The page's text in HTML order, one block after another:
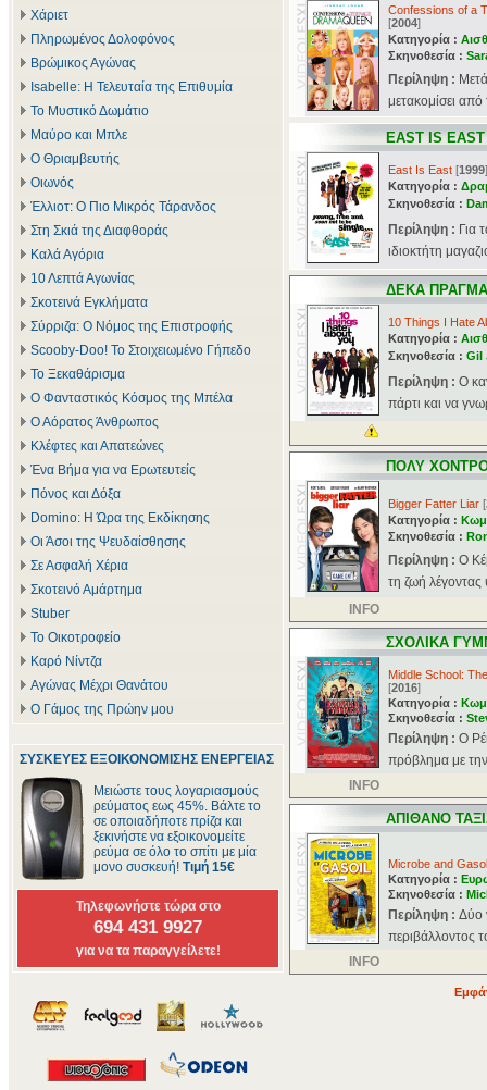
Χάριετ
Πληρωμένος Δολοφόνος
Βρώμικος Αγώνας
Isabelle: Η Τελευταία της Επιθυμία
Το Μυστικό Δωμάτιο
Μαύρο και Μπλε
Ο Θριαμβευτής
Οιωνός
Έλλιοτ: Ο Πιο Μικρός Τάρανδος
Στη Σκιά της Διαφθοράς
Καλά Αγόρια
10 Λεπτά Αγωνίας
Σκοτεινά Εγκλήματα
Σύρριζα: Ο Νόμος της Επιστροφής
Scooby-Doo! Το Στοιχειωμένο Γήπεδο
Το Ξεκαθάρισμα
Ο Φανταστικός Κόσμος της Μπέλα
Ο Αόρατος Άνθρωπος
Κλέφτες και Απατεώνες
Ένα Βήμα για να Ερωτευτείς
Πόνος και Δόξα
Domino: Η Ώρα της Εκδίκησης
Οι Άσοι της Ψευδαίσθησης
Σε Ασφαλή Χέρια
Σκοτεινό Αμάρτημα
Stuber
Το Οικοτροφείο
Καρό Νίντζα
Αγώνας Μέχρι Θανάτου
Ο Γάμος της Πρώην μου
ΣΥΣΚΕΥΕΣ ΕΞΟΙΚΟΝΟΜΙΣΗΣ ΕΝΕΡΓΕΙΑΣ
Μειώστε τους λογαριασμούς
ρεύματος εως 45%. Βάλτε το
σε οποιαδήποτε πρίζα και
ξεκινήστε να εξοικονομείτε
ρεύμα σε όλο το σπίτι με μία
μονο συσκευή! Τιμή 15€
Τηλεφωνήστε τώρα στο
694 431 9927
για να τα παραγγείλετε!
Confessions of a
[2004]
Κατηγορία :
Σκηνοθεσία :
Περίληψη :
μετακομίσει
EAST IS EAST
East Is East [1999]
Κατηγορία :
Σκηνοθεσία :
Περίληψη : Για
ιδιοκτήτη
ΔΕΚΑ
10 Things I Hate
Κατηγορία :
Σκηνοθεσία : Gil
Περίληψη : Ο
πάρτι και να
ΠΟΛΥ
Bigger Fatter Liar [
Κατηγορία :
Σκηνοθεσία :
Περίληψη : Ο
τη ζωή λέγοντας
INFO
ΣΧΟΛΙΚΑ
Middle School:
[2016]
Κατηγορία :
Σκηνοθεσία :
Περίληψη : Ο
πρόβλημα με την
INFO
ΑΠΙΘΑΝΟ
Microbe and
Κατηγορία :
Σκηνοθεσία :
Περίληψη : Δύο
περιβάλλοντος
INFO